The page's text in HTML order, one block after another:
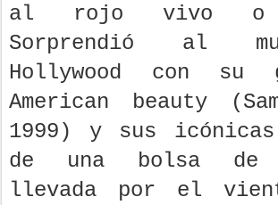
al rojo vivo o
Sorprendió al
Hollywood con su
American beauty
1999) y sus icónicas
de una bolsa de
llevada por el